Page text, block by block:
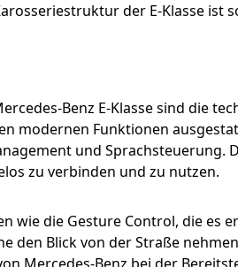
der E-Klasse ist
Benz E-Klasse sind die
modernen Funktionen
und Sprachsteuerung.
zu verbinden und zu nutzen.
wie die Gesture Control, die es
den Blick von der Straße